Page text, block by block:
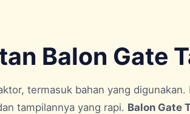
Balon Gate
termasuk bahan yang digunakan.
tampilannya yang rapi. Balon Gate